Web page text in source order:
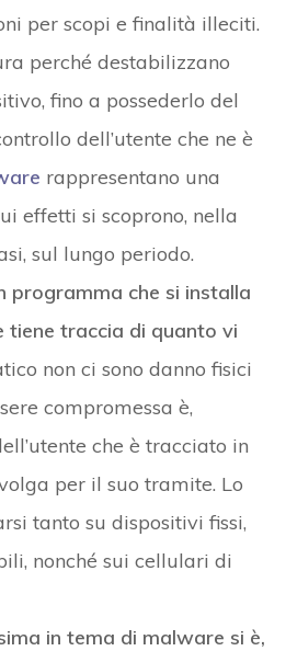
per scopi e finalità illeciti.
perché destabilizzano
fino a possederlo del
dell’utente che ne è
rappresentano una
effetti si scoprono, nella
sul lungo periodo.
programma che si installa
tiene traccia di quanto vi
non ci sono danno fisici
compromessa è,
che è tracciato in
per il suo tramite. Lo
tanto su dispositivi fissi,
nonché sui cellulari di
in tema di malware si è,